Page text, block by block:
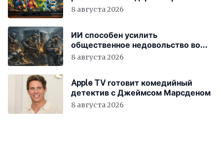
8 августа 2026
ИИ способен усилить
общественное недовольство во
всём мире
8 августа 2026
Apple TV готовит комедийный
детектив с Джеймсом Марсденом
8 августа 2026